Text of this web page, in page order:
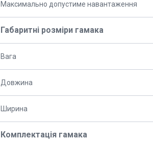
Максимально допустиме навантаження
Габаритні розміри гамака
Вага
Довжина
Ширина
Комплектація гамака